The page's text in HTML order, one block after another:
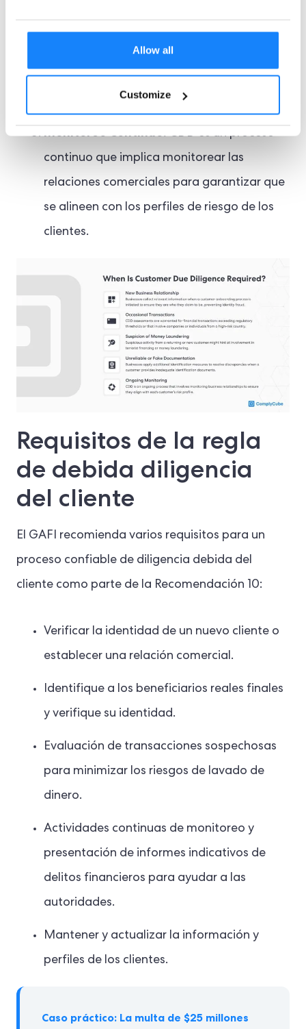
Allow all
Customize
identificación adicionales para resolver
discrepancias cuando un cliente
CDD es un proceso
continuo que implica monitorear las
relaciones comerciales para garantizar que
se alineen con los perfiles de riesgo de los
clientes.
Requisitos de la regla
de debida diligencia
del cliente
El GAFI recomienda varios requisitos para un
proceso confiable de diligencia debida del
cliente como parte de la Recomendación 10:
Verificar la identidad de un nuevo cliente o
establecer una relación comercial.
Identifique a los beneficiarios reales finales
y verifique su identidad.
Evaluación de transacciones sospechosas
para minimizar los riesgos de lavado de
dinero.
Actividades continuas de monitoreo y
presentación de informes indicativos de
delitos financieros para ayudar a las
autoridades.
Mantener y actualizar la información y
perfiles de los clientes.
Caso práctico: La multa de $25 millones